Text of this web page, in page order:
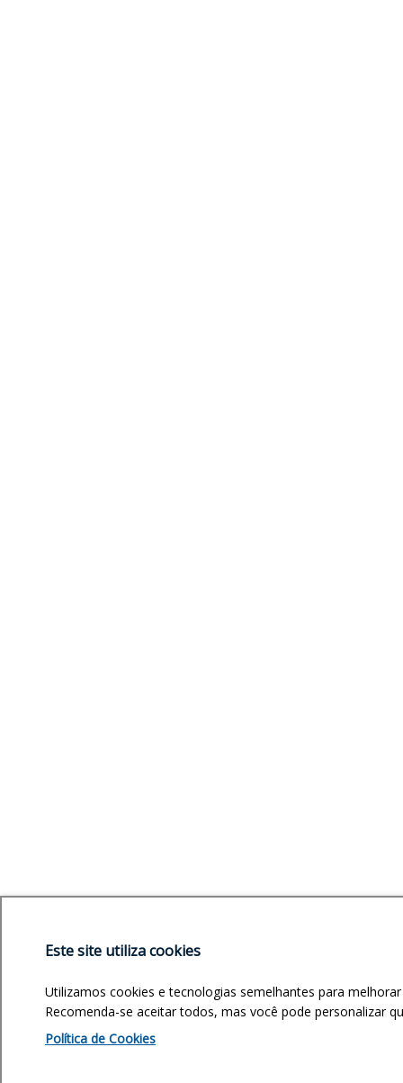
Este site utiliza cookies
Utilizamos cookies e tecnologias semelhantes para
Recomenda-se aceitar todos, mas você pode personalizar
Política de Cookies